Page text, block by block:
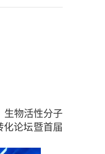
物活性分子
论坛暨首届